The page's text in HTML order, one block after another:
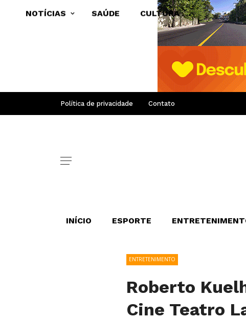
Política de privacidade Contato
INÍCIO ESPORTE
NOTÍCIAS SAÚDE CULTURA
ENTRETENIMENTO
Roberto
Cine Teatro